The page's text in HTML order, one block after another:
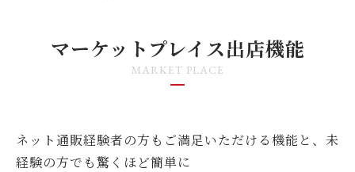
マーケットプレイス出店機能
MARKET PLACE
ネット通販経験者の方もご満足いただける機能と、未
経験の方でも驚くほど簡単に